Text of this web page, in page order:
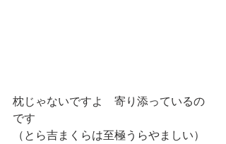
枕じゃないですよ　寄り添っているの
です
（とら吉まくらは至極うらやましい）